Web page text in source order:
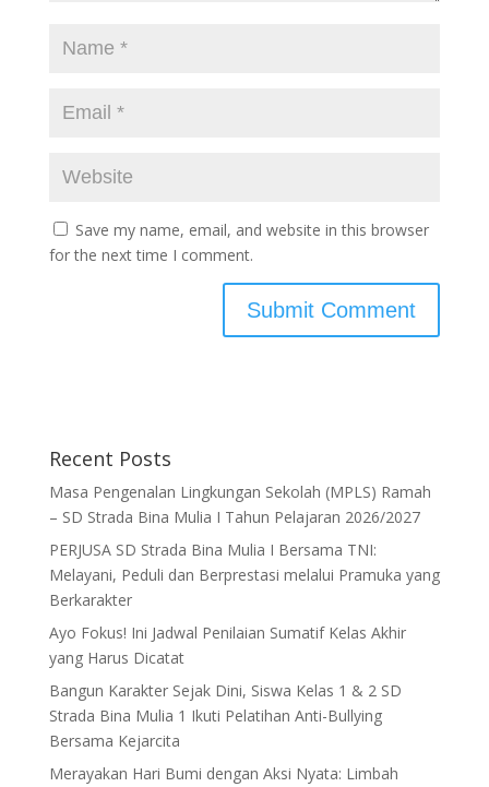
Save my name, email, and website in this browser
for the next time I comment.
Recent Posts
Masa Pengenalan Lingkungan Sekolah (MPLS) Ramah
– SD Strada Bina Mulia I Tahun Pelajaran 2026/2027
PERJUSA SD Strada Bina Mulia I Bersama TNI:
Melayani, Peduli dan Berprestasi melalui Pramuka yang
Berkarakter
Ayo Fokus! Ini Jadwal Penilaian Sumatif Kelas Akhir
yang Harus Dicatat
Bangun Karakter Sejak Dini, Siswa Kelas 1 & 2 SD
Strada Bina Mulia 1 Ikuti Pelatihan Anti-Bullying
Bersama Kejarcita
Merayakan Hari Bumi dengan Aksi Nyata: Limbah